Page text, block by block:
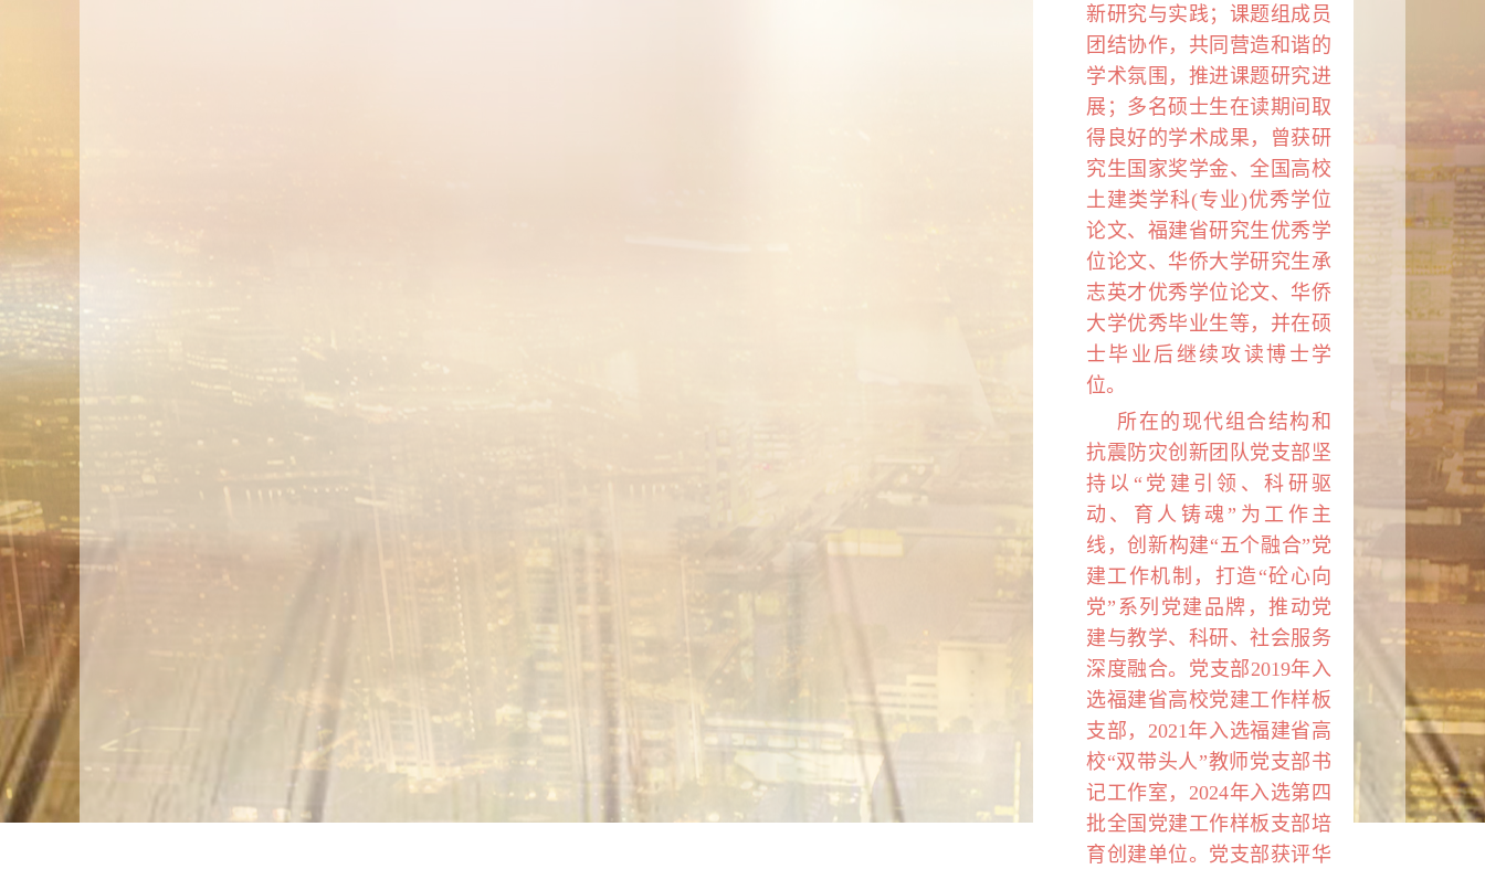
新研究与实践；课题组成员
团结协作，共同营造和谐的
学术氛围，推进课题研究进
展；多名硕士生在读期间取
得良好的学术成果，曾获研
究生国家奖学金、全国高校
土建类学科(专业)优秀学位
论文、福建省研究生优秀学
位论文、华侨大学研究生承
志英才优秀学位论文、华侨
大学优秀毕业生等，并在硕
士毕业后继续攻读博士学
位。
所在的现代组合结构和
抗震防灾创新团队党支部坚
持以“党建引领、科研驱
动、育人铸魂”为工作主
线，创新构建“五个融合”党
建工作机制，打造“砼心向
党”系列党建品牌，推动党
建与教学、科研、社会服务
深度融合。党支部2019年入
选福建省高校党建工作样板
支部， 2021年入选福建省高
校“双带头人”教师党支部书
记工作室， 2024年入选第四
批全国党建工作样板支部培
育创建单位。党支部获评华